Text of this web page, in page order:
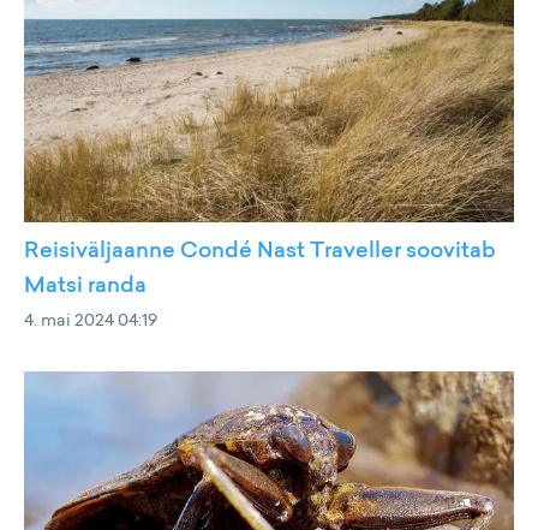
Reisiväljaanne Condé Nast Traveller soovitab
Matsi randa
4. mai 2024 04:19